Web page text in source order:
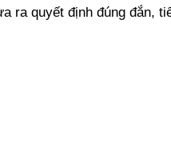
ra quyết định đúng đắn,